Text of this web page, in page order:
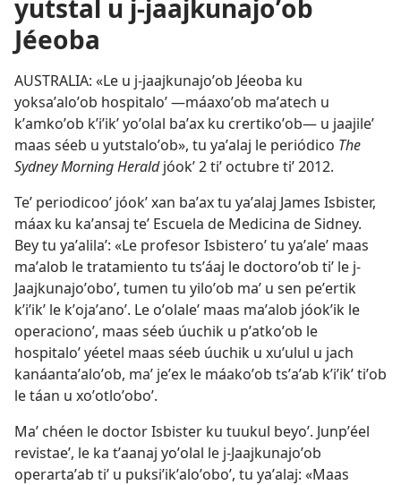
yutstal u j-jaajkunajoʼob
Jéeoba
AUSTRALIA: «Le u j-jaajkunajoʼob Jéeoba ku
yoksaʼaloʼob hospitaloʼ —máaxoʼob maʼatech u
kʼamkoʼob kʼiʼikʼ yoʼolal baʼax ku crertikoʼob— u jaajileʼ
maas séeb u yutstaloʼob», tu yaʼalaj le periódico The
Sydney Morning Heraldjóokʼ 2 tiʼ octubre tiʼ 2012.
Teʼ periodicooʼ jóokʼ xan baʼax tu yaʼalaj James Isbister,
máax ku kaʼansaj teʼ Escuela de Medicina de Sidney.
Bey tu yaʼalilaʼ: «Le profesor Isbisteroʼ tu yaʼaleʼ maas
maʼalob le tratamiento tu tsʼáaj le doctoroʼob tiʼ le j-
Jaajkunajoʼoboʼ, tumen tu yiloʼob maʼ u sen peʼertik
kʼiʼikʼ le kʼojaʼanoʼ. Le oʼolaleʼ maas maʼalob jóokʼik le
operacionoʼ, maas séeb úuchik u pʼatkoʼob le
hospitaloʼ yéetel maas séeb úuchik u xuʼulul u jach
kanáantaʼaloʼob, maʼ jeʼex le máakoʼob tsʼaʼab kʼiʼikʼ tiʼob
le táan u xoʼotloʼoboʼ.
Maʼ chéen le doctor Isbister ku tuukul beyoʼ. Junpʼéel
revistaeʼ, le ka tʼaanaj yoʼolal le j-Jaajkunajoʼob
operartaʼab tiʼ u puksiʼikʼaloʼoboʼ, tu yaʼalaj: «Maas